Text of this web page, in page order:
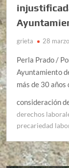
grieta 28
Perla Prado /
Ayuntamiento
más de 30
consideración
derechos
precariedad